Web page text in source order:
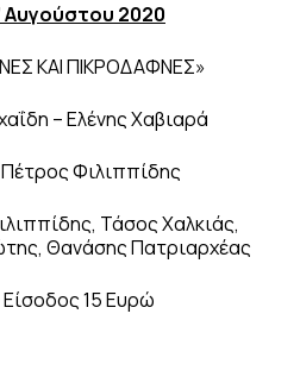
Αυγούστου 2020
ΚΑΙ ΠΙΚΡΟΔΑΦΝΕΣ»
– Ελένης Χαβιαρά
Φιλιππίδης
Τάσος Χαλκιάς,
Θανάσης Πατριαρχέας
15 Ευρώ